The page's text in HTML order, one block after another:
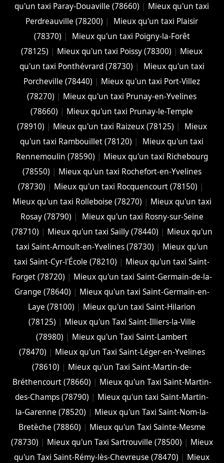
qu'un taxi Paray-Douaville (78660) | Mieux qu'un taxi
Perdreauville (78200) |
Mieux qu'un taxi Plaisir
(78370) |
Mieux qu'un taxi Poigny-la-Forêt
(78125) | Mieux qu'un taxi Poissy (78300) | Mieux
qu'un taxi Ponthévrard (78730) |
Mieux qu'un taxi
Porcheville (78440) | Mieux qu'un taxi Port-Villez
(78270) | Mieux qu'un taxi Prunay-en-Yvelines
(78660) | Mieux qu'un taxi Prunay-le-Temple
(78910) | Mieux qu'un taxi Raizeux (78125) |
Mieux
qu'un taxi Rambouillet (78120) |
Mieux qu'un taxi
Rennemoulin (78590) | Mieux qu'un taxi Richebourg
(78550) | Mieux qu'un taxi Rochefort-en-Yvelines
(78730) | Mieux qu'un taxi Rocquencourt (78150) |
Mieux qu'un taxi Rolleboise (78270) | Mieux qu'un taxi
Rosay (78790) |
Mieux qu'un taxi Rosny-sur-Seine
(78710) | Mieux qu'un taxi Sailly (78440) | Mieux qu'un
taxi Saint-Arnoult-en-Yvelines (78730) | Mieux qu'un
taxi Saint-Cyr-l'École (78210) | Mieux qu'un taxi Saint-
Forget (78720) | Mieux qu'un taxi Saint-Germain-de-la-
Grange (78640) | Mieux qu'un taxi Saint-Germain-en-
Laye (78100) | Mieux qu'un taxi Saint-Hilarion
(78125) | Mieux qu'un Taxi Saint-Illiers-la-Ville
(78980) | Mieux qu'un Taxi Saint-Lambert
(78470) | Mieux qu'un Taxi Saint-Léger-en-Yvelines
(78610) | Mieux qu'un Taxi Saint-Martin-de-
Bréthencourt (78660) | Mieux qu'un Taxi Saint-Martin-
des-Champs (78790) | Mieux qu'un taxi Saint-Martin-
la-Garenne (78520) | Mieux qu'un Taxi Saint-Nom-la-
Bretèche (78860) | Mieux qu'un Taxi Sainte-Mesme
(78730) | Mieux qu'un Taxi Sartrouville (78500) | Mieux
qu'un Taxi Saint-Rémy-lès-Chevreuse (78470) | Mieux